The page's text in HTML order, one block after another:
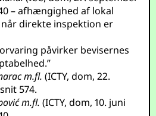
– afhængighed af lokal
direkte inspektion er
påvirker bevisernes
m.fl. (ICTY, dom, 22.
574.
m.fl. (ICTY, dom, 10. juni